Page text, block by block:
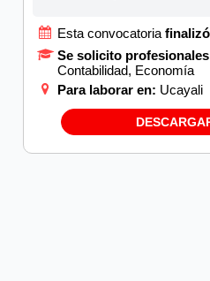
Esta convocatoria finalizó
Se solicito
Contabilidad, Economía
Para laborar en: Ucayali